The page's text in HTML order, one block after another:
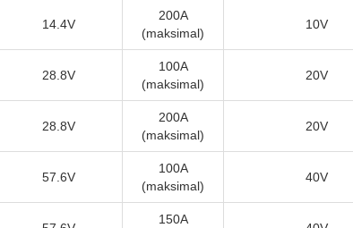
14.4V
200A
(maksimal)
10V
28.8V
100A
(maksimal)
20V
28.8V
200A
(maksimal)
20V
57.6V
100A
(maksimal)
40V
150A